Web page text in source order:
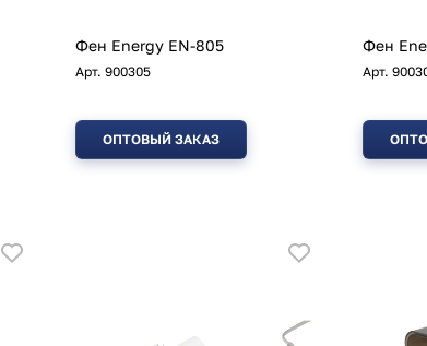
Фен Energy EN-805
Арт. 900305
ОПТОВЫЙ ЗАКАЗ
Фен
Арт.